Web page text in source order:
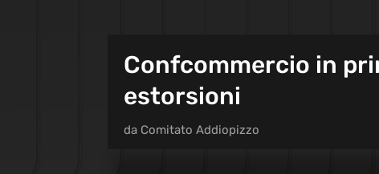
Confcommercio in
estorsioni
da Comitato Addiopizzo